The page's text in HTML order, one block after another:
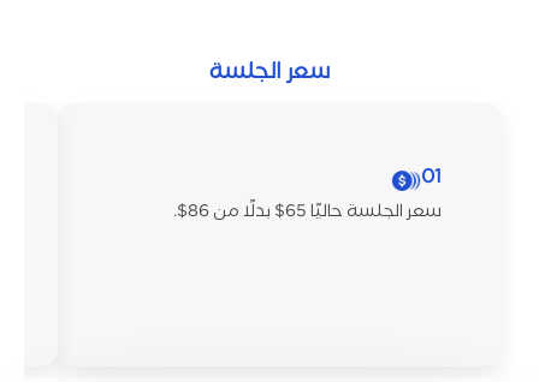
سعر الجلسة
01
سعر الجلسة حاليًا 65$ بدلًا من 86$.